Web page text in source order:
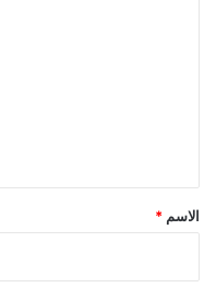
*
الاسم *